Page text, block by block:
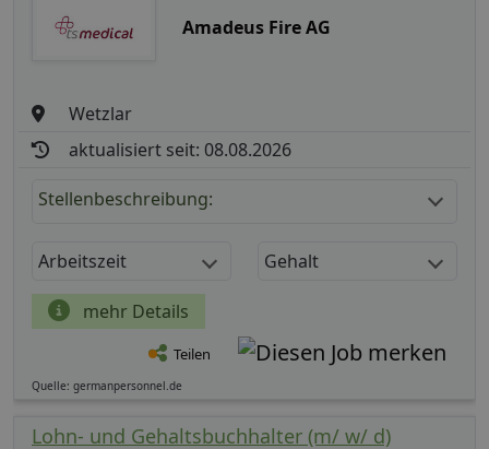
Amadeus Fire AG
Wetzlar
aktualisiert seit: 08.08.2026
Stellenbeschreibung:
Arbeitszeit Gehalt
mehr Details
Teilen
Quelle: germanpersonnel.de
Lohn- und Gehaltsbuchhalter (m/ w/ d)